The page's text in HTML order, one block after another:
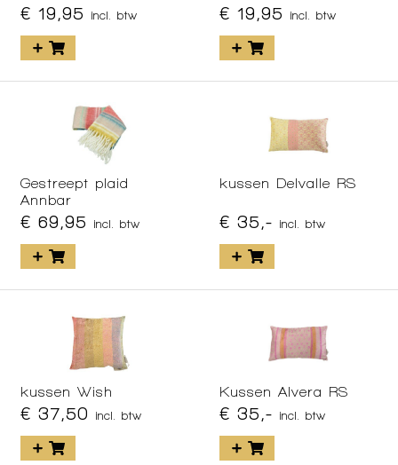
€ 19,95 incl. btw € 19,95 incl. btw
Gestreept plaid
Annbar
€ 69,95 incl. btw
kussen Delvalle RS
€ 35,- incl. btw
kussen Wish
€ 37,50 incl. btw
Kussen Alvera RS
€ 35,- incl. btw